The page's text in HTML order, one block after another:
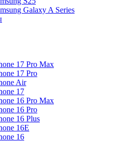
Galaxy A Series
17 Pro Max
17 Pro
Air
17
16 Pro Max
16 Pro
16 Plus
16E
16